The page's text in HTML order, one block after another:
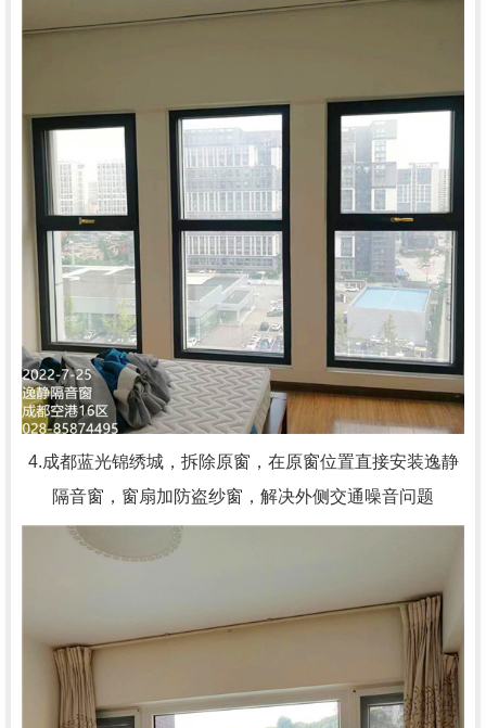
4.成都蓝光锦绣城，拆除原窗，在原窗位置直接安装逸静
隔音窗，窗扇加防盗纱窗，解决外侧交通噪音问题